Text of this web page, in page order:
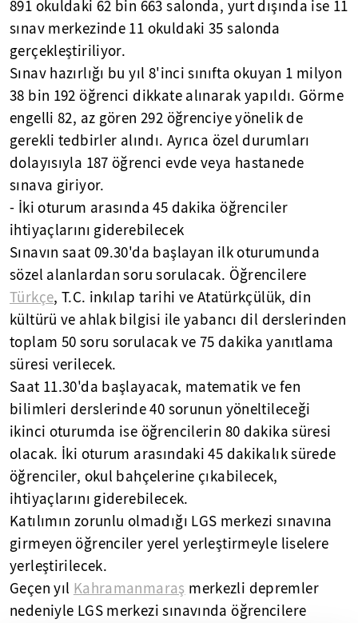
891 okuldaki 62 bin 663 salonda, yurt dışında ise 11
sınav merkezinde 11 okuldaki 35 salonda
gerçekleştiriliyor.
Sınav hazırlığı bu yıl 8'inci sınıfta okuyan 1 milyon
38 bin 192 öğrenci dikkate alınarak yapıldı. Görme
engelli 82, az gören 292 öğrenciye yönelik de
gerekli tedbirler alındı. Ayrıca özel durumları
dolayısıyla 187 öğrenci evde veya hastanede
sınava giriyor.
- İki oturum arasında 45 dakika öğrenciler
ihtiyaçlarını giderebilecek
Sınavın saat 09.30'da başlayan ilk oturumunda
sözel alanlardan soru sorulacak. Öğrencilere
Türkçe, T.C. inkılap tarihi ve Atatürkçülük, din
kültürü ve ahlak bilgisi ile yabancı dil derslerinden
toplam 50 soru sorulacak ve 75 dakika yanıtlama
süresi verilecek.
Saat 11.30'da başlayacak, matematik ve fen
bilimleri derslerinde 40 sorunun yöneltileceği
ikinci oturumda ise öğrencilerin 80 dakika süresi
olacak. İki oturum arasındaki 45 dakikalık sürede
öğrenciler, okul bahçelerine çıkabilecek,
ihtiyaçlarını giderebilecek.
Katılımın zorunlu olmadığı LGS merkezi sınavına
girmeyen öğrenciler yerel yerleştirmeyle liselere
yerleştirilecek.
Geçen yıl Kahramanmaraş merkezli depremler
nedeniyle LGS merkezi sınavında öğrencilere